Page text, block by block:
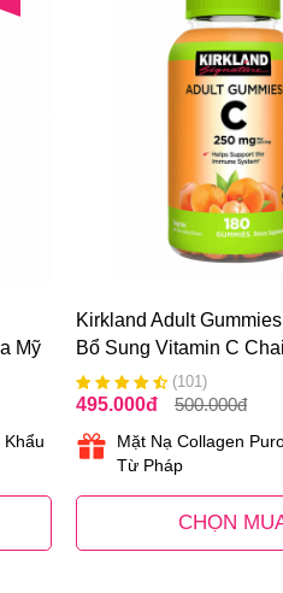
Mỹ
Khẩu
Kirkland Adult
Bổ Sung Vitamin C
Của Mỹ
(101)
495.000đ 500.000đ
Mặt Nạ Collagen
Từ Pháp
CHỌN